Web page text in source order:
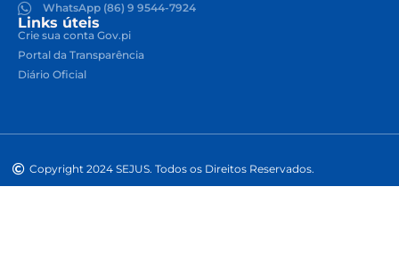
WhatsApp (86) 9 9544-7924
Links úteis
Crie sua conta Gov.pi
Portal da Transparência
Diário Oficial
Copyright 2024 SEJUS. Todos os Direitos Reservados.